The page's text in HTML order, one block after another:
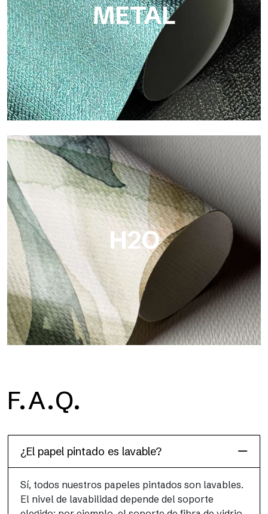
METAL
Metal
Metal es el papel pintado metálico de Tecnografica, con
reflejos metálicos únicos que resaltan los colores oro, plata,
cobre y ricos.
H2O
H2O es el papel pintado de baño de fibra de vidrio
impermeable, ideal para cabinas de ducha y ambientes
F.A.Q.
¿El papel pintado es lavable?
Sí, todos nuestros papeles pintados son lavables.
El nivel de lavabilidad depende del soporte